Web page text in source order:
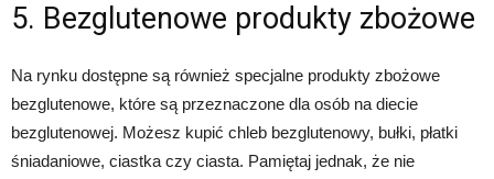
5. Bezglutenowe produkty zbożowe
Na rynku dostępne są również specjalne produkty zbożowe
bezglutenowe, które są przeznaczone dla osób na diecie
bezglutenowej. Możesz kupić chleb bezglutenowy, bułki, płatki
śniadaniowe, ciastka czy ciasta. Pamiętaj jednak, że nie